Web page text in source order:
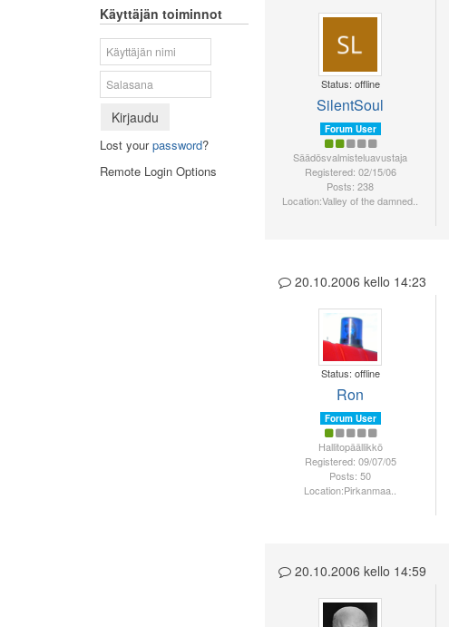
Status: offline
SilentSoul
Forum User
Säädösvalmisteluavustaja
Registered: 02/15/06
Posts: 238
Location:Valley of the damned..
20.10.2006 kello 14:23
Status: offline
Ron
Forum User
Hallitopäällikkö
Registered: 09/07/05
Posts: 50
Location:Pirkanmaa..
20.10.2006 kello 14:59
Käyttäjän toiminnot
Kirjaudu
Lost yourpassword?
Remote Login Options